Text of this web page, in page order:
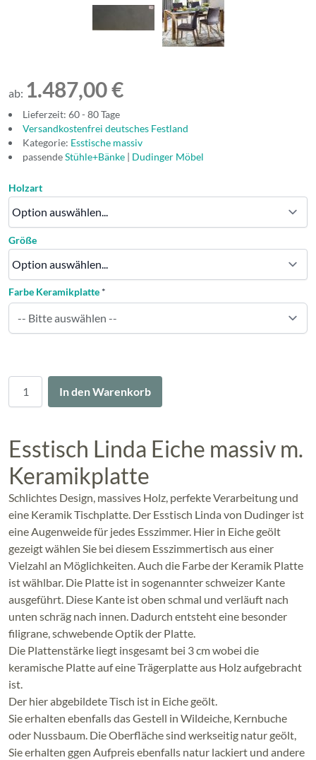
ab: 1.487,00 €
Lieferzeit: 60 - 80 Tage
Versandkostenfrei deutsches Festland
Kategorie: Esstische massiv
passendeStühle+Bänke | Dudinger Möbel
In den Warenkorb
Holzart
Größe
Farbe Keramikplatte *
Esstisch Linda Eiche massiv m.
Keramikplatte
Schlichtes Design, massives Holz, perfekte Verarbeitung und
eine Keramik Tischplatte. Der Esstisch Linda von Dudinger ist
eine Augenweide für jedes Esszimmer. Hier in Eiche geölt
gezeigt wählen Sie bei diesem Esszimmertisch aus einer
Vielzahl an Möglichkeiten. Auch die Farbe der Keramik Platte
ist wählbar. Die Platte ist in sogenannter schweizer Kante
ausgeführt. Diese Kante ist oben schmal und verläuft nach
unten schräg nach innen. Dadurch entsteht eine besonder
filigrane, schwebende Optik der Platte.
Die Plattenstärke liegt insgesamt bei 3 cm wobei die
keramische Platte auf eine Trägerplatte aus Holz aufgebracht
ist.
Der hier abgebildete Tisch ist in Eiche geölt.
Sie erhalten ebenfalls das Gestell in Wildeiche, Kernbuche
oder Nussbaum. Die Oberfläche sind werkseitig natur geölt,
Sie erhalten ggen Aufpreis ebenfalls natur lackiert und andere